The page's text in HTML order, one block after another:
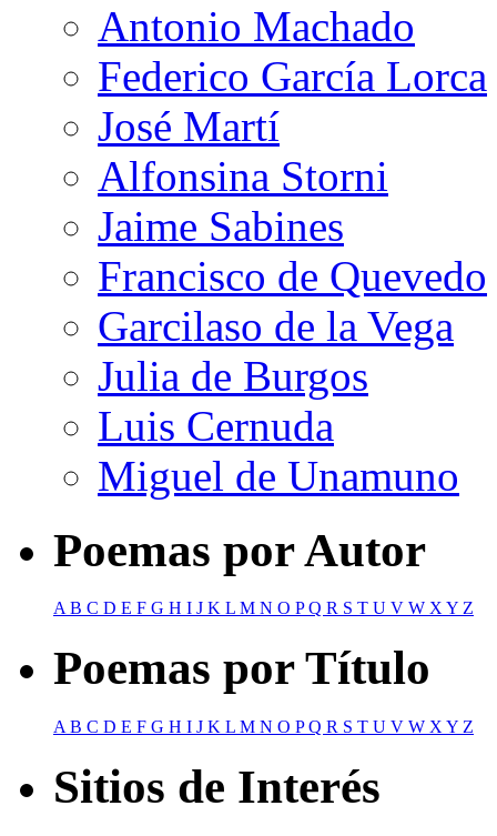
Antonio Machado
Federico García Lorca
José Martí
Alfonsina Storni
Jaime Sabines
Francisco de Quevedo
Garcilaso de la Vega
Julia de Burgos
Luis Cernuda
Miguel de Unamuno
Poemas por Autor
AB C D E F G H I J K L M N O PQ R S T U V W XY Z
Poemas por Título
A B C D E F G H I J K L M N O PQ R S T U V W X Y Z
Sitios de Interés